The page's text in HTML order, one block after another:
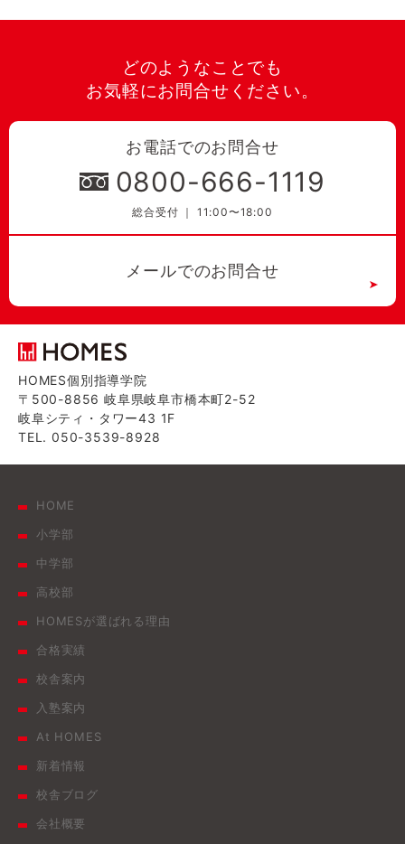
どのようなことでも
お気軽にお問合せください。
お電話でのお問合せ
0800-666-1119
総合受付 ｜ 11:00〜18:00
メールでのお問合せ
HOMES個別指導学院
〒500-8856 岐阜県岐阜市橋本町2-52
岐阜シティ・タワー43 1F
TEL. 050-3539-8928
HOME
小学部
中学部
高校部
HOMESが選ばれる理由
合格実績
校舎案内
入塾案内
At HOMES
新着情報
校舎ブログ
会社概要